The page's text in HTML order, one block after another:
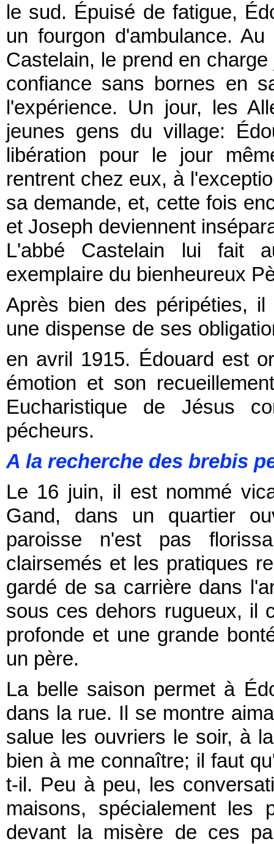
le sud. Épuisé de fatigue,
un fourgon d'ambulance.
Castelain, le prend en
confiance sans bornes en
l'expérience. Un jour, les
jeunes gens du village:
libération pour le jour
rentrent chez eux, à
sa demande, et, cette fois
et Joseph deviennent
L'abbé Castelain lui fait
exemplaire du bienheureux
Après bien des péripéties,
une dispense de ses
en avril 1915. Édouard est
émotion et son
Eucharistique de Jésus
pécheurs.
A la recherche des brebis
Le 16 juin, il est nommé
Gand, dans un quartier
paroisse n'est pas
clairsemés et les pratiques
gardé de sa carrière dans
sous ces dehors rugueux, il
profonde et une grande
un père.
La belle saison permet à
dans la rue. Il se montre
salue les ouvriers le soir, à
bien à me connaître; il faut
t-il. Peu à peu, les
maisons, spécialement
devant la misère de ces